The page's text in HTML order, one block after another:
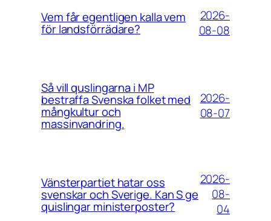
Vem får egentligen kalla vem
för landsförrädare?
2026-
08-08
Så vill quslingarna i MP
bestraffa Svenska folket med
mångkultur och
massinvandring.
2026-
08-07
Vänsterpartiet hatar oss
svenskar och Sverige. Kan S ge
quislingar ministerposter?
2026-
08-
04